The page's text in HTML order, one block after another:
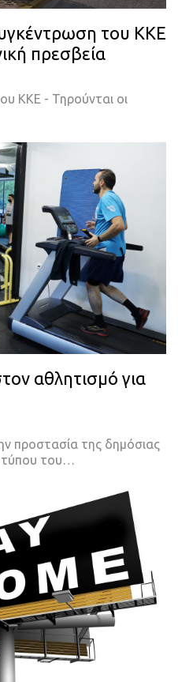
του ΚΚΕ
πρεσβεία
ΚΚΕ - Τηρούνται οι
αθλητισμό για
προστασία της δημόσιας
τύπου του